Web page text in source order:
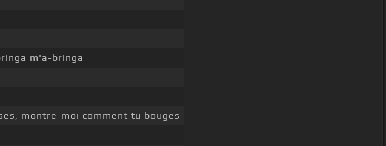
m'a-bringa _ _
montre-moi comment tu bouges